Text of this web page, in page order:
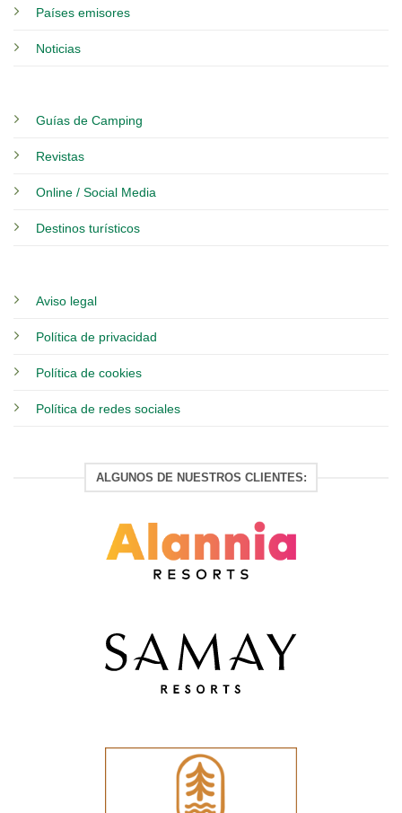
Países emisores
Noticias
Guías de Camping
Revistas
Online / Social Media
Destinos turísticos
Aviso legal
Política de privacidad
Política de cookies
Política de redes sociales
ALGUNOS DE NUESTROS CLIENTES: